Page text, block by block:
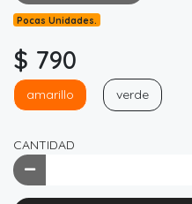
Pocas Unidades.
$ 790
amarillo verde
CANTIDAD